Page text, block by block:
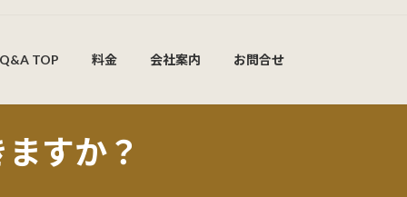
Q&A TOP 料金 会社案内 お問合せ
すか？